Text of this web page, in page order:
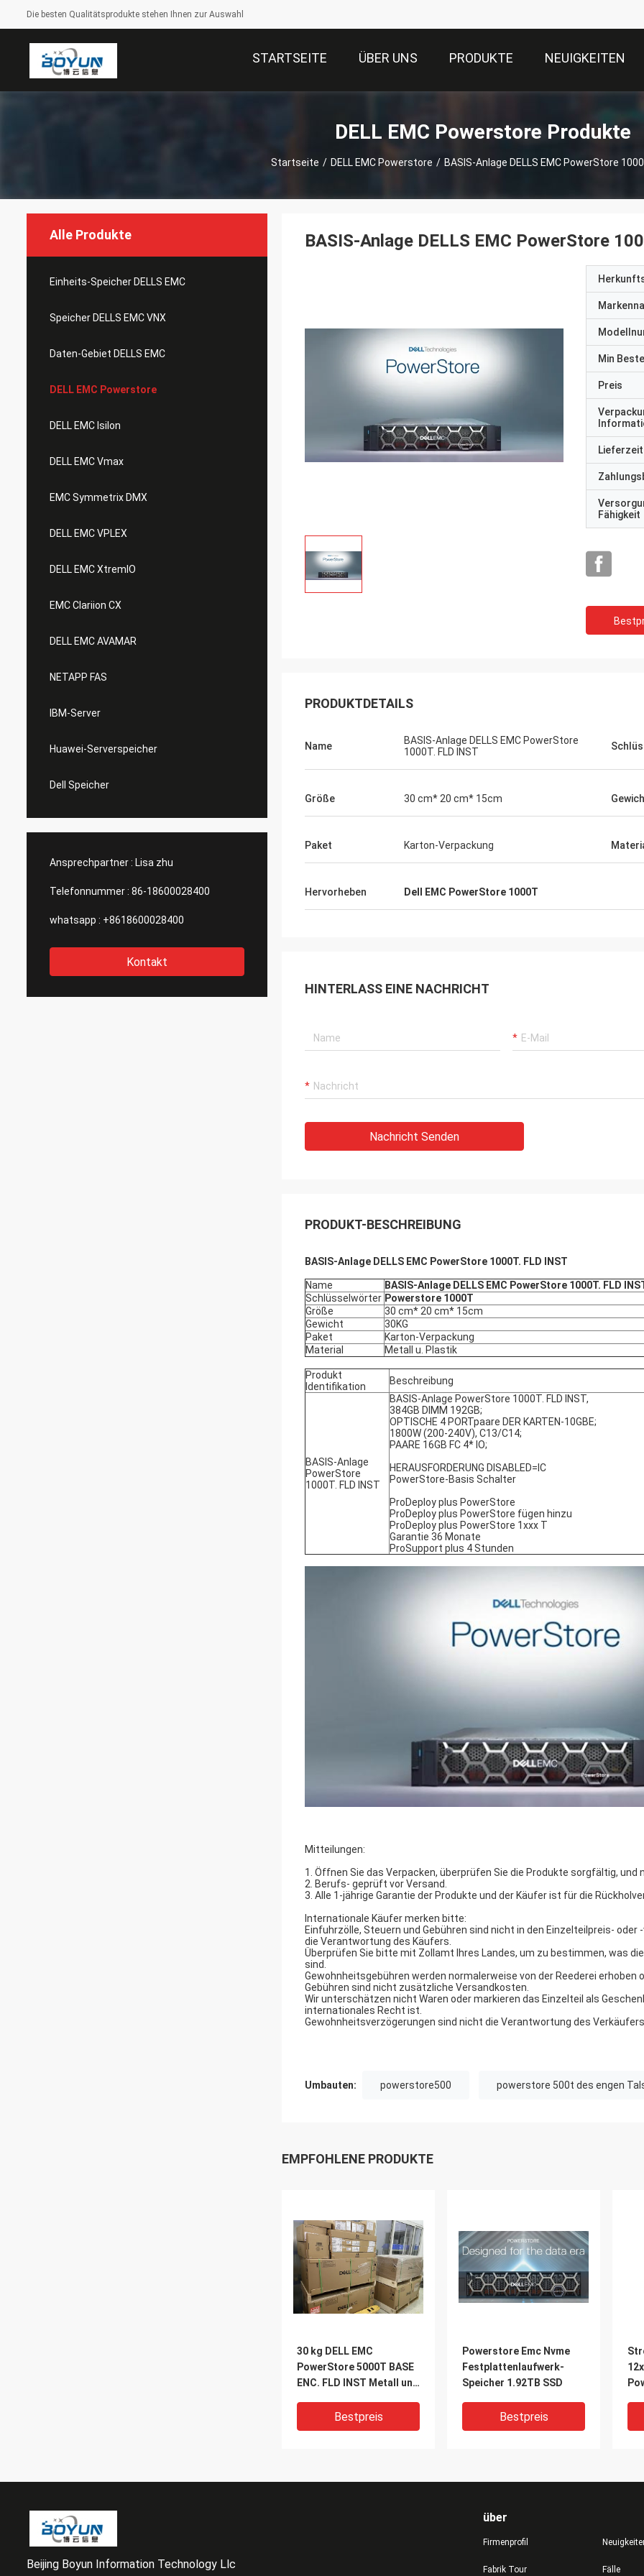
Die besten Qualitätsprodukte stehen Ihnen zur Auswahl
STARTSEITE ÜBER UNS PRODUKTE NEUIGKEITEN
DELL EMC Powerstore Produkte
Startseite / DELL EMC Powerstore / BASIS-Anlage DELLS EMC PowerStore
Alle Produkte
Einheits-Speicher DELLS EMC
Speicher DELLS EMC VNX
Daten-Gebiet DELLS EMC
DELL EMC Powerstore
DELL EMC Isilon
DELL EMC Vmax
EMC Symmetrix DMX
DELL EMC VPLEX
DELL EMC XtremIO
EMC Clariion CX
DELL EMC AVAMAR
NETAPP FAS
IBM-Server
Huawei-Serverspeicher
Dell Speicher
Ansprechpartner : Lisa zhu
Telefonnummer : 86-18600028400
whatsapp : +8618600028400
Kontakt
BASIS-Anlage DELLS EMC PowerStore
Min
Preis
Lieferzeit
Fähigkeit
PRODUKTDETAILS
Name
BASIS-Anlage DELLS EMC PowerStore
1000T. FLD INST
Größe 30 cm* 20 cm* 15cm
Paket Karton-Verpackung
Hervorheben Dell EMC PowerStore 1000T
HINTERLASS EINE NACHRICHT
Nachricht Senden
PRODUKT-BESCHREIBUNG
BASIS-Anlage DELLS EMC PowerStore 1000T. FLD INST
Name
BASIS-Anlage DELLS EMC PowerStore 1000T. FLD
Schlüsselwörter Powerstore 1000T
Größe
30 cm* 20 cm* 15cm
Gewicht
30KG
Paket
Karton-Verpackung
Material
Metall u. Plastik
Produkt
Identifikation
Beschreibung
BASIS-Anlage
PowerStore
1000T. FLD INST
BASIS-Anlage PowerStore 1000T. FLD INST,
384GB DIMM 192GB;
OPTISCHE 4 PORTpaare DER KARTEN-10GBE;
1800W (200-240V), C13/C14;
PAARE 16GB FC 4* IO;
HERAUSFORDERUNG DISABLED=IC
PowerStore-Basis Schalter
ProDeploy plus PowerStore
ProDeploy plus PowerStore fügen hinzu
ProDeploy plus PowerStore 1xxx T
Garantie 36 Monate
ProSupport plus 4 Stunden
Mitteilungen:
1. Öffnen Sie das Verpacken, überprüfen Sie die Produkte sorgfältig, und
2. Berufs- geprüft vor Versand.
3. Alle 1-jährige Garantie der Produkte und der Käufer ist für die
Internationale Käufer merken bitte:
Einfuhrzölle, Steuern und Gebühren sind nicht in den Einzelteilpreis-
die Verantwortung des Käufers.
Überprüfen Sie bitte mit Zollamt Ihres Landes, um zu bestimmen, was
sind.
Gewohnheitsgebühren werden normalerweise von der Reederei
Gebühren sind nicht zusätzliche Versandkosten.
Wir unterschätzen nicht Waren oder markieren das Einzelteil als
internationales Recht ist.
Gewohnheitsverzögerungen sind nicht die Verantwortung des
Umbauten: powerstore500 powerstore 500t des engen
EMPFOHLENE PRODUKTE
30 kg DELL EMC
PowerStore 5000T BASE
ENC. FLD INST Metall und
Bestpreis
Powerstore Emc Nvme
Festplattenlaufwerk-
Speicher 1.92TB SSD
Bestpreis
Beijing Boyun Information Technology Llc
über
Firmenprofil
Fabrik Tour Fälle